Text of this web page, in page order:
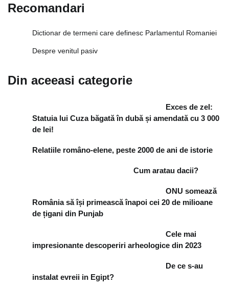
Recomandari
Dictionar de termeni care definesc Parlamentul Romaniei
Despre venitul pasiv
Din aceeasi categorie
Exces de zel:
Statuia lui Cuza băgată în dubă și amendată cu 3 000
de lei!
Relatiile româno-elene, peste 2000 de ani de istorie
Cum aratau dacii?
ONU somează
România să își primească înapoi cei 20 de milioane
de țigani din Punjab
Cele mai
impresionante descoperiri arheologice din 2023
De ce s-au
instalat evreii in Egipt?